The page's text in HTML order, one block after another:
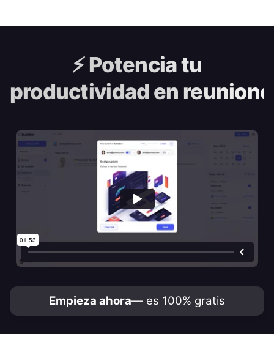
⚡️Potencia tu
productividad en
Empieza ahora— es 100% gratis